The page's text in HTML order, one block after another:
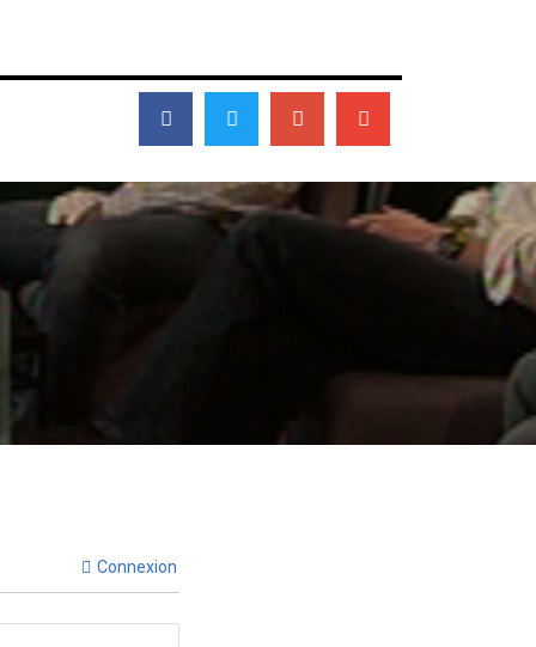
Connexion